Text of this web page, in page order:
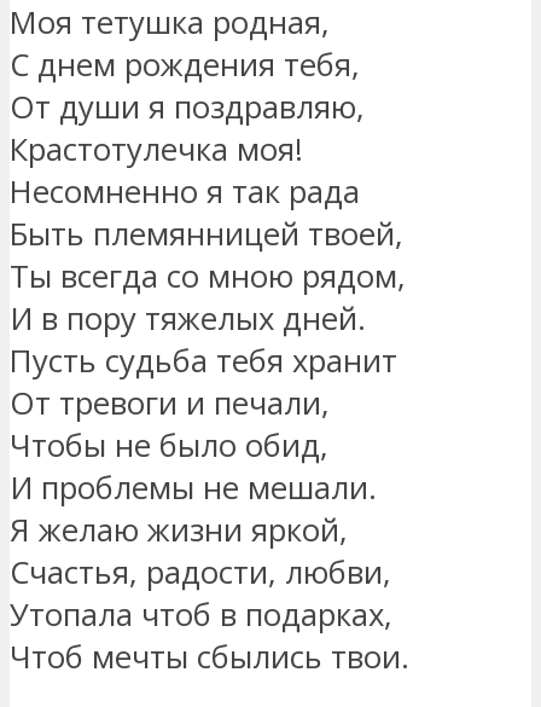
Моя тетушка родная,
С днем рождения тебя,
От души я поздравляю,
Крастотулечка моя!
Несомненно я так рада
Быть племянницей твоей,
Ты всегда со мною рядом,
И в пору тяжелых дней.
Пусть судьба тебя хранит
От тревоги и печали,
Чтобы не было обид,
И проблемы не мешали.
Я желаю жизни яркой,
Счастья, радости, любви,
Утопала чтоб в подарках,
Чтоб мечты сбылись твои.